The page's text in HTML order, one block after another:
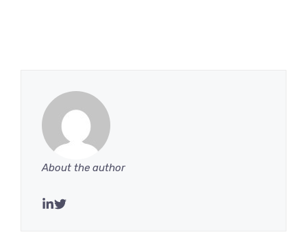
About the author